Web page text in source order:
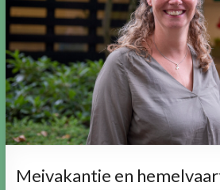
Meivakantie en